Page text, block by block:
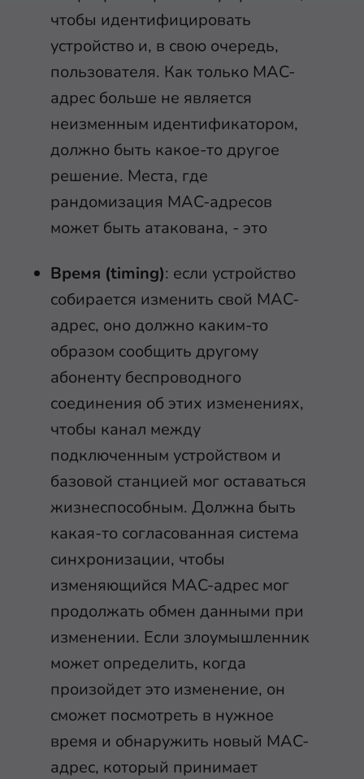
чтобы идентифицировать
устройство и, в свою очередь,
пользователя. Как только MAC-
адрес больше не является
неизменным идентификатором,
должно быть какое-то другое
решение. Места, где
рандомизация MAC-адресов
может быть атакована, - это
Время (timing): если устройство
собирается изменить свой MAC-
адрес, оно должно каким-то
образом сообщить другому
абоненту беспроводного
соединения об этих изменениях,
чтобы канал между
подключенным устройством и
базовой станцией мог оставаться
жизнеспособным. Должна быть
какая-то согласованная система
синхронизации, чтобы
изменяющийся MAC-адрес мог
продолжать обмен данными при
изменении. Если злоумышленник
может определить, когда
произойдет это изменение, он
сможет посмотреть в нужное
время и обнаружить новый MAC-
адрес, который принимает